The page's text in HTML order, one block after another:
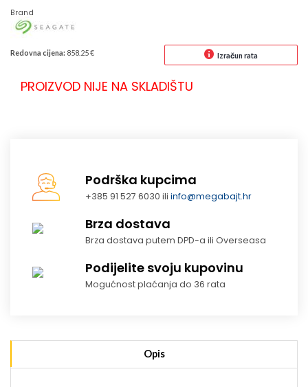
Brand
Redovna cijena: 858.25 € Izračun rata
PROIZVOD NIJE NA SKLADIŠTU
Podrška kupcima
+385 91 527 6030 iliinfo@megabajt.hr
Brza dostava
Brza dostava putem DPD-a ili Overseasa
Podijelite svoju kupovinu
Mogućnost plaćanja do 36 rata
Opis